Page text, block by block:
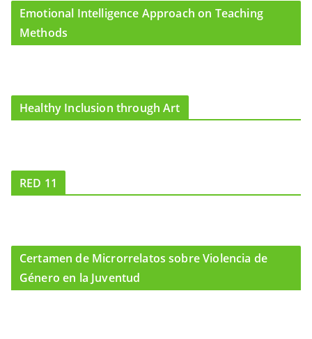
Emotional Intelligence Approach on Teaching
Methods
Healthy Inclusion through Art
RED 11
Certamen de Microrrelatos sobre Violencia de
Género en la Juventud